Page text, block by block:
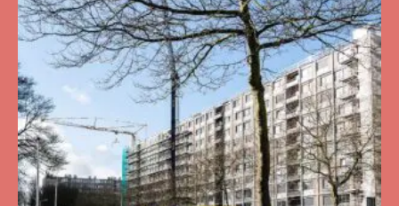
over
Herziene
Onderzoeksagenda
Leefbaarheid
en
Veiligheid
2026